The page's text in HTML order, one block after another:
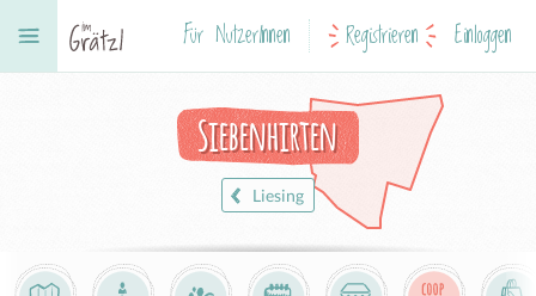
Für NutzerInnen Registrieren Einloggen
Siebenhirten
Liesing